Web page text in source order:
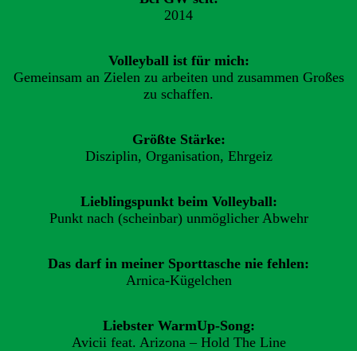
2014
Volleyball ist für mich:
Gemeinsam an Zielen zu arbeiten und zusammen Großes
zu schaffen.
Größte Stärke:
Disziplin, Organisation, Ehrgeiz
Lieblingspunkt beim Volleyball:
Punkt nach (scheinbar) unmöglicher Abwehr
Das darf in meiner Sporttasche nie fehlen:
Arnica-Kügelchen
Liebster WarmUp-Song:
Avicii feat. Arizona – Hold The Line